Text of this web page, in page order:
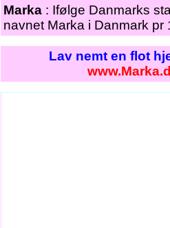
Marka : Ifølge Danmarks
navnet Marka i Danmark pr
Lav nemt en flot